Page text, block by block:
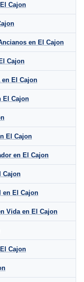
Cajon
en El Cajon
Cajon
en El Cajon
El Cajon
El Cajon
en El Cajon
Cajon
en El Cajon
Vida en El Cajon
Cajon